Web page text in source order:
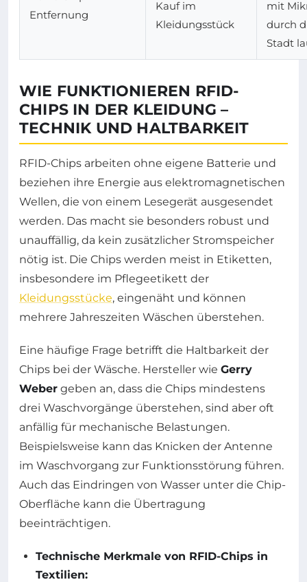
Entfernung
Kauf im
Kleidungsstück
mit
durch
Stadt
WIE FUNKTIONIEREN RFID-
CHIPS IN DER KLEIDUNG –
TECHNIK UND HALTBARKEIT
RFID-Chips arbeiten ohne eigene Batterie und
beziehen ihre Energie aus elektromagnetischen
Wellen, die von einem Lesegerät ausgesendet
werden. Das macht sie besonders robust und
unauffällig, da kein zusätzlicher Stromspeicher
nötig ist. Die Chips werden meist in Etiketten,
insbesondere im Pflegeetikett der
Kleidungsstücke, eingenäht und können
mehrere Jahreszeiten Wäschen überstehen.
Eine häufige Frage betrifft die Haltbarkeit der
Chips bei der Wäsche. Hersteller wie Gerry
Weber geben an, dass die Chips mindestens
drei Waschvorgänge überstehen, sind aber oft
anfällig für mechanische Belastungen.
Beispielsweise kann das Knicken der Antenne
im Waschvorgang zur Funktionsstörung führen.
Auch das Eindringen von Wasser unter die Chip-
Oberfläche kann die Übertragung
beeinträchtigen.
Technische Merkmale von RFID-Chips in
Textilien: